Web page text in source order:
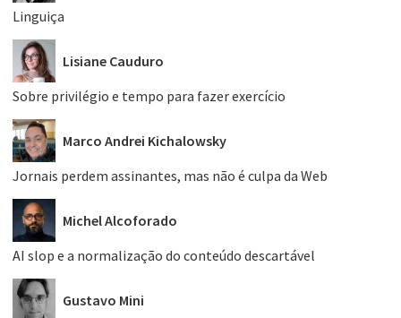
Linguiça
Lisiane Cauduro
Sobre privilégio e tempo para fazer exercício
Marco Andrei Kichalowsky
Jornais perdem assinantes, mas não é culpa da Web
Michel Alcoforado
AI slop e a normalização do conteúdo descartável
Gustavo Mini